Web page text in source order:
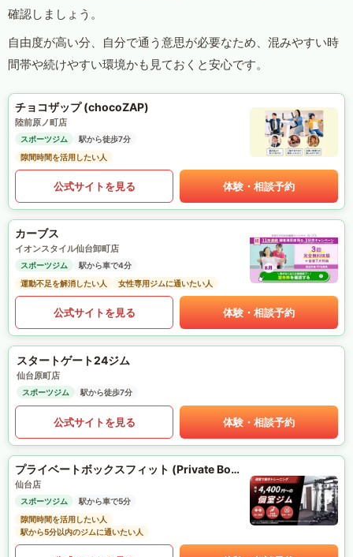
確認しましょう。
自由度が高い分、自分で通う意思が必要なため、混みやすい時
間帯や続けやすい環境かも見ておくと安心です。
チョコザップ (chocoZAP)
陸前原ノ町店
スポーツジム
駅から徒歩7分
隙間時間を活用したい人
公式サイトを見る 体験・相談予約
カーブス
イオンスタイル仙台卸町店
スポーツジム
駅から車で4分
運動不足を解消したい人
女性専用ジムに通いたい人
公式サイトを見る 体験・相談予約
スタートゲート24ジム
仙台原町店
スポーツジム 駅から徒歩7分
公式サイトを見る 体験・相談予約
プライベートボックスフィット (Private Box Fit)
仙台店
スポーツジム
駅から車で5分
隙間時間を活用したい人
駅から5分以内のジムに通いたい人